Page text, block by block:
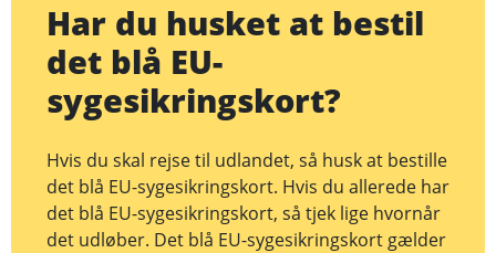
Har du husket at bestil
det blå EU-
sygesikringskort?
Hvis du skal rejse til udlandet, så husk at bestille
det blå EU-sygesikringskort. Hvis du allerede har
det blå EU-sygesikringskort, så tjek lige hvornår
det udløber. Det blå EU-sygesikringskort gælder